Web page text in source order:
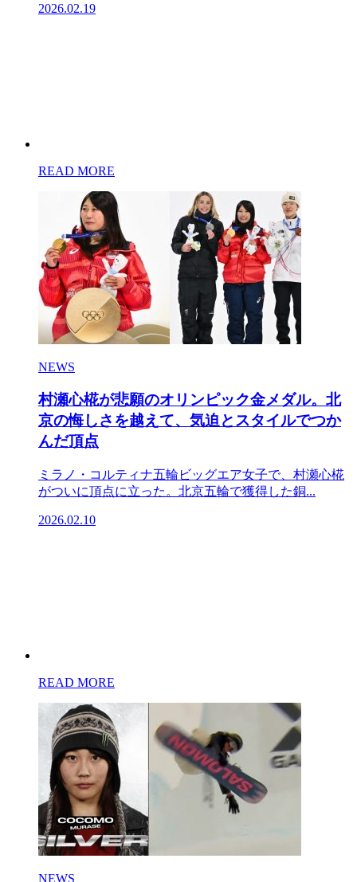
2026.02.19
READ MORE
NEWS
村瀬心椛が悲願のオリンピック金メダル。北
京の悔しさを越えて、気迫とスタイルでつか
んだ頂点
ミラノ・コルティナ五輪ビッグエア女子で、村瀬心椛
がついに頂点に立った。北京五輪で獲得した銅...
2026.02.10
READ MORE
NEWS